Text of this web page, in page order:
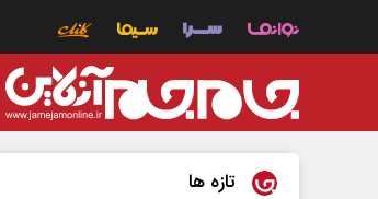
تازه ها